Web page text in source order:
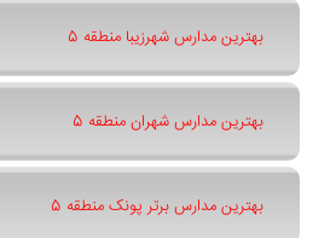
بهترین مدارس شهرزیبا منطقه 5
بهترین مدارس شهران منطقه 5
بهترین مدارس برتر پونک منطقه 5